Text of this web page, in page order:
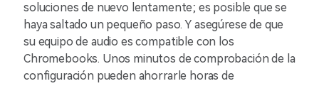
soluciones de nuevo lentamente; es posible que se
haya saltado un pequeño paso. Y asegúrese de que
su equipo de audio es compatible con los
Chromebooks. Unos minutos de comprobación de la
configuración pueden ahorrarle horas de